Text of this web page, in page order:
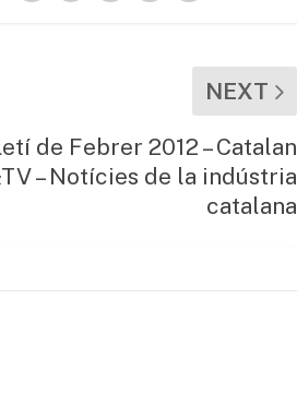
NEXT
de Febrer 2012 – Catalan
– Notícies de la indústria
catalana